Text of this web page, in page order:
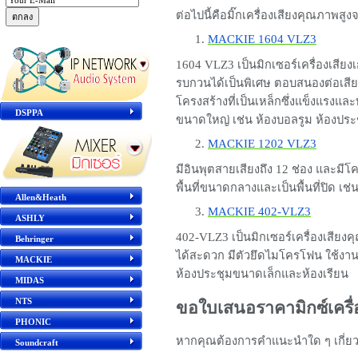
DSPPA
Allen&Heath
ASHLY
Behringer
MACKIE
MIDAS
NTS
PHONIC
Soundcraft
ต่อไปนี้คือมิ๊กเครื่องเสียงคุณภาพสู
MACKIE 1604 VLZ3
1604 VLZ3 เป็นมิกเซอร์เครื่องเสี
รบกวนได้เป็นพิเศษ ตอบสนองต่อเสี
โครงสร้างที่เป็นเหล็กซึ่งแข็งแรงแ
ขนาดใหญ่ เช่น ห้องบอลรูม ห้องปร
MACKIE 1202 VLZ3
มีอินพุตสายเสียงถึง 12 ช่อง และมีโ
พื้นที่ขนาดกลางและเป็นพื้นที่ปิด เช่
MACKIE 402-VLZ3
402-VLZ3 เป็นมิกเซอร์เครื่องเสี
ได้สะดวก มีตัวยึดไมโครโฟน ใช้งา
ห้องประชุมขนาดเล็กและห้องเรียน
ขอใบเสนอราคามิกซ์เครื่
หากคุณต้องการคำแนะนำใด ๆ เกี่ย